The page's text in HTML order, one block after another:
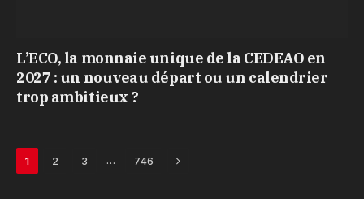
L’ECO, la monnaie unique de la CEDEAO en
2027 : un nouveau départ ou un calendrier
trop ambitieux ?
1 2 3 … 746 Next